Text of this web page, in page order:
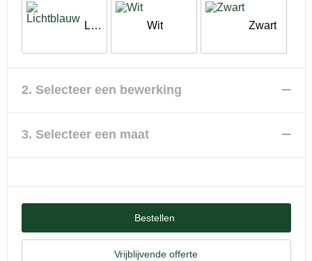
Lichtblauw Wit Zwart
2. Selecteer een bewerking
3. Selecteer een maat
Bestellen
Vrijblijvende offerte